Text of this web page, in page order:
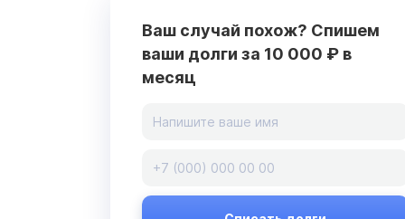
Ваш случай похож? Спишем
ваши долги за 10 000 ₽ в
месяц